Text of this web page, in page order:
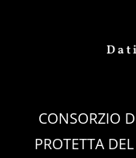
CONSORZIO
PROTETTA